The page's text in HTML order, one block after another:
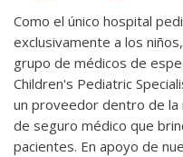
Como el único hospital
exclusivamente a los
grupo de médicos de
Children's Pediatric
un proveedor dentro de la
de seguro médico que
pacientes. En apoyo de